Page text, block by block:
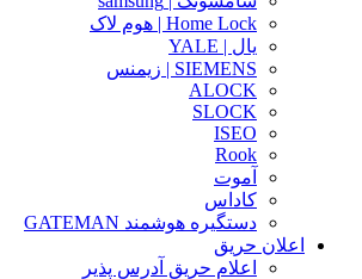
Home Lock | هوم لاک
یال | YALE
SIEMENS | زیمنس
ALOCK
SLOCK
ISEO
Rook
آموت
کاداس
دستگیره هوشمند GATEMAN
اعلان حریق
اعلام حریق آدرس پذیر